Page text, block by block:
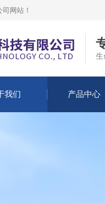
司网站 ！
生
我们 产品中心